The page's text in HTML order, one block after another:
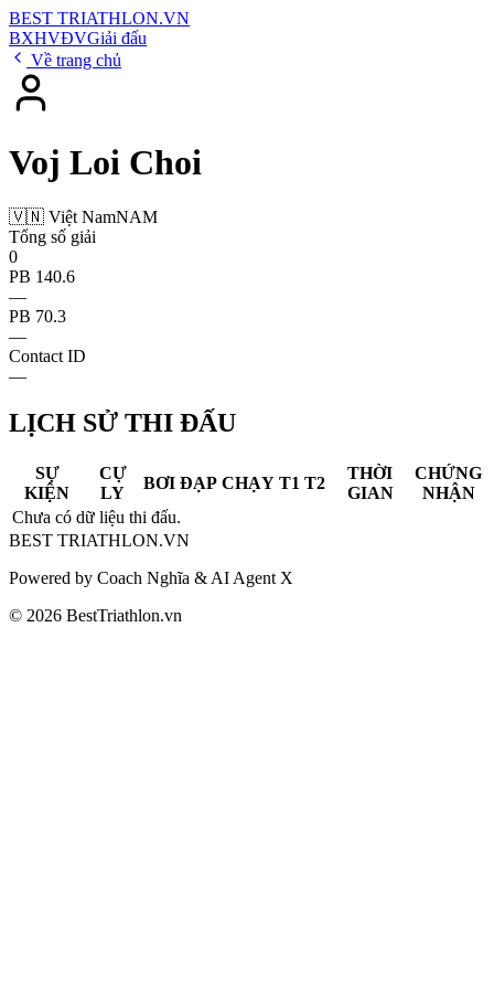
BEST TRIATHLON.VN
BXHVĐVGiải đấu
Về trang chủ
Voj Loi Choi
🇻🇳 Việt NamNAM
Tổng số giải
0
PB 140.6
—
PB 70.3
—
Contact ID
—
LỊCH SỬ THI ĐẤU
SỰ
KIỆN
CỰ
LY
BƠI ĐẠP CHẠY T1 T2
THỜI
GIAN
CHỨNG
NHẬN
Chưa có dữ liệu thi đấu.
BEST TRIATHLON.VN
Powered by Coach Nghĩa & AI Agent X
© 2026 BestTriathlon.vn